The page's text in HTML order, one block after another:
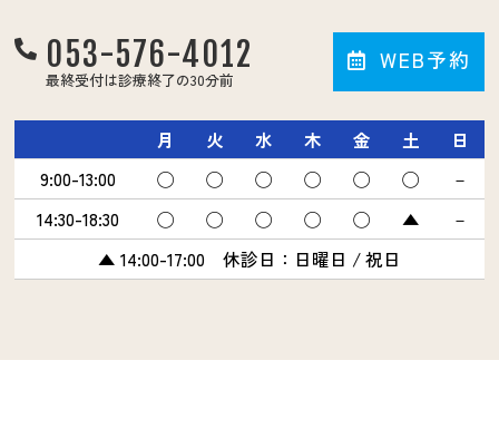
053-576-4012
最終受付は診療終了の30分前
WEB予約
月 火 水 木 金 土
日
9:00-13:00
◯ ◯ ◯ ◯ ◯ ◯
－
14:30-18:30
◯ ◯ ◯ ◯ ◯ ▲
－
▲ 14:00-17:00 休診日：日曜日 / 祝日